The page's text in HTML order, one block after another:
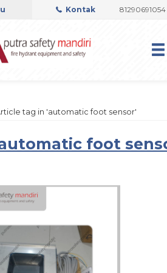
Kontak
by Phone or Whatsapp 081290691054
tag in 'automatic foot sensor'
foot